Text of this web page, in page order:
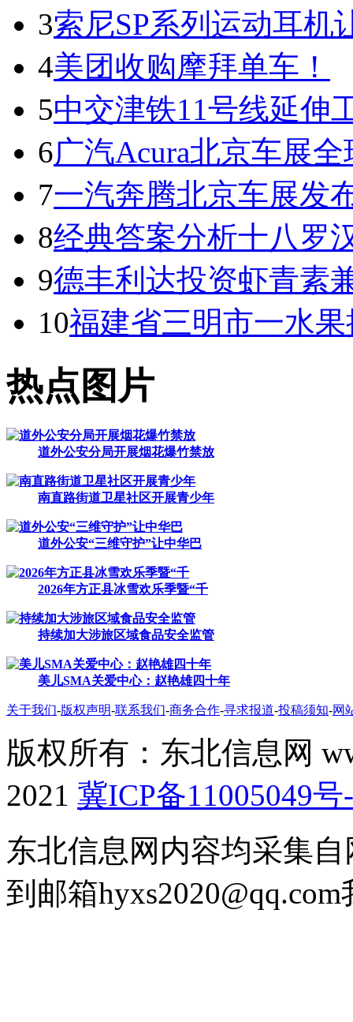
3索尼SP系列运动耳机
4美团收购摩拜单车！
5中交津铁11号线延伸
6广汽Acura北京车展
7一汽奔腾北京车展发
8经典答案分析十八罗
9德丰利达投资虾青素
10福建省三明市一水
热点图片
道外公安分局开展烟花爆竹禁放
南直路街道卫星社区开展青少年
道外公安“三维守护”让中华巴
2026年方正县冰雪欢乐季暨“千
持续加大涉旅区域食品安全监管
美儿SMA关爱中心：赵艳雄四十年
关于我们-版权声明-联系我们-商务合作-寻求报道-投稿须知-网
版权所有：东北信息网
2021 冀ICP备11005049号
东北信息网内容均采集
到邮箱